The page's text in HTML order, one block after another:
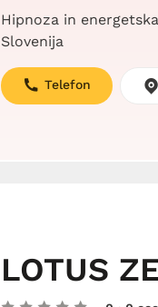
Hipnoza in
Slovenija
Telefon
LOTUS